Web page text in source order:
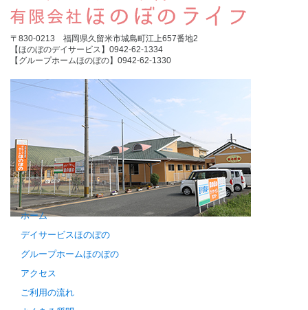
〒830-0213 福岡県久留米市城島町江上657番地2
【ほのぼのデイサービス】0942-62-1334
【グループホームほのぼの】0942-62-1330
ホーム
デイサービスほのぼの
グループホームほのぼの
アクセス
ご利用の流れ